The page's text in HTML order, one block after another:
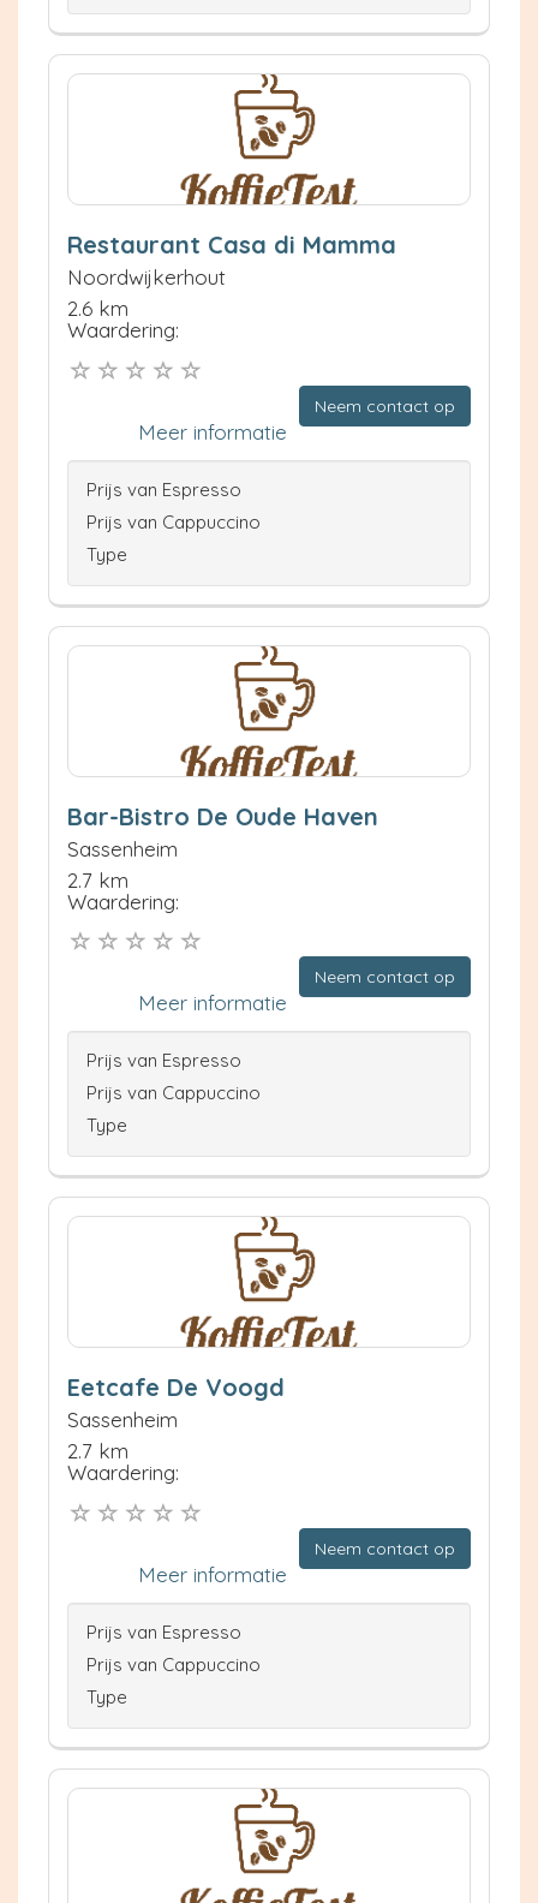
Restaurant Casa di Mamma
Noordwijkerhout
2.6 km
Waardering:
Neem contact op
Meer informatie
Prijs van Espresso
Prijs van Cappuccino
Type
Bar-Bistro De Oude Haven
Sassenheim
2.7 km
Waardering:
Neem contact op
Meer informatie
Prijs van Espresso
Prijs van Cappuccino
Type
Eetcafe De Voogd
Sassenheim
2.7 km
Waardering:
Neem contact op
Meer informatie
Prijs van Espresso
Prijs van Cappuccino
Type